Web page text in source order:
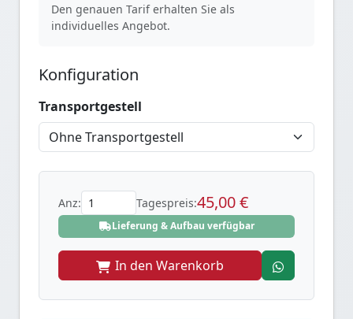
Den genauen Tarif erhalten Sie als
individuelles Angebot.
Konfiguration
Transportgestell
Anz: Tagespreis:45,00 €
Lieferung & Aufbau verfügbar
In den Warenkorb